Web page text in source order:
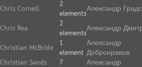
Chris Cornell
2
elements
Chris Rea
2
elements
Christian McBride
1
element
Christian Sands
7
Александр
Александр
Александр
Добронравов
Александр